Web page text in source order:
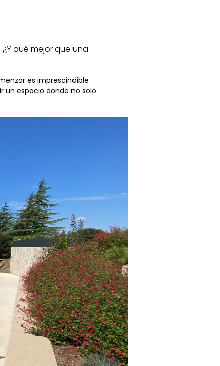
qué mejor que una
es imprescindible
un espacio donde no solo